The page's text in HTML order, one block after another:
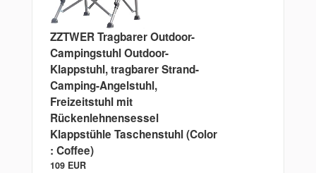
ZZTWER Tragbarer Outdoor-
Campingstuhl Outdoor-
Klappstuhl, tragbarer Strand-
Camping-Angelstuhl,
Freizeitstuhl mit
Rückenlehnensessel
Klappstühle Taschenstuhl (Color
: Coffee)
109 EUR